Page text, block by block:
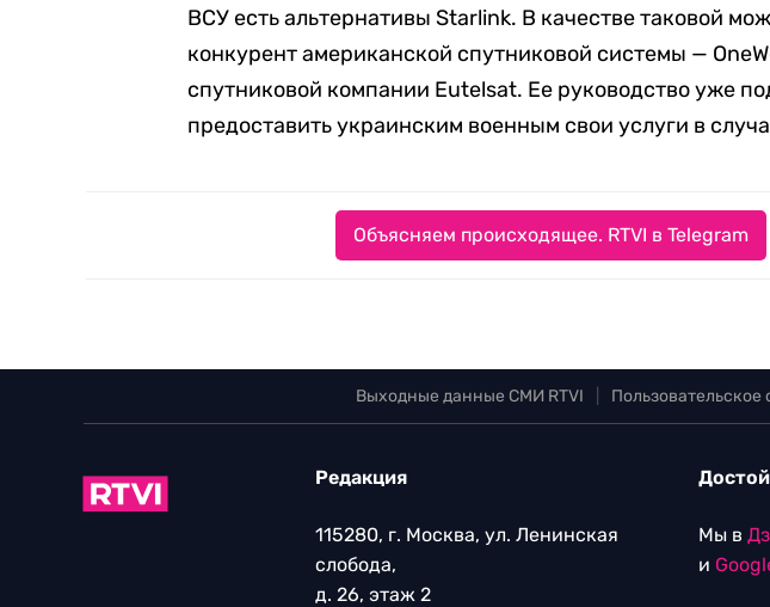
ВСУ есть альтернативы Starlink. В качестве таковой
конкурент американской спутниковой системы —
спутниковой компании Eutelsat. Ее руководство уже
предоставить украинским военным свои услуги в
Объясняем происходящее. RTVI в Telegram
Выходные данные СМИ RTVI Пользовательское
Редакция
115280, г. Москва, ул. Ленинская
слобода,
д. 26, этаж 2
Мы в
и